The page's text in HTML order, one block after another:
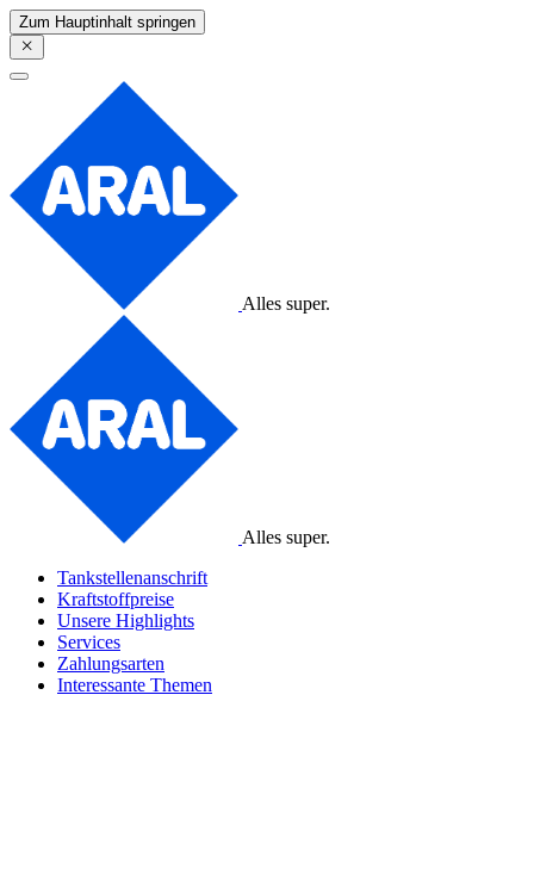
Zum Hauptinhalt springen
Alles super.
Alles super.
Tankstellenanschrift
Kraftstoffpreise
Unsere Highlights
Services
Zahlungsarten
Interessante Themen